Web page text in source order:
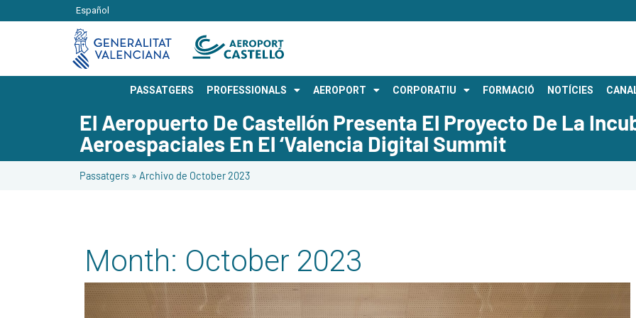
Español
PASSATGERS PROFESSIONALS AEROPORT CORPORATIU FORMACIÓ NOTÍCIES
El Aeropuerto De Castellón Presenta El Proyecto De La
Aeroespaciales En El ‘Valencia Digital Summit
Passatgers » Archivo de October 2023
Month: October 2023